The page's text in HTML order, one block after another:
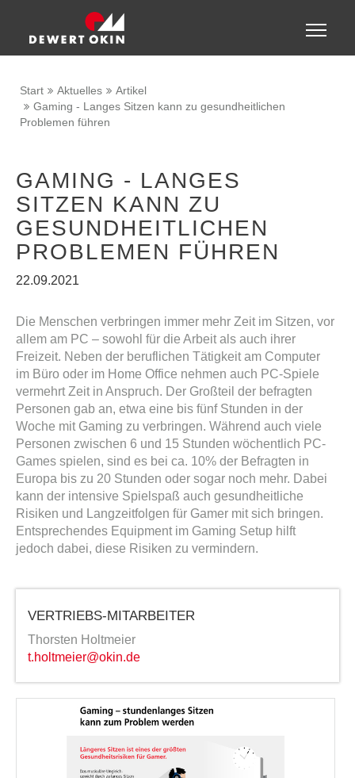
Toggle
Start Aktuelles
Artikel
Gaming - Langes Sitzen kann zu gesundheitlichen
Problemen führen
GAMING - LANGES
SITZEN KANN ZU
GESUNDHEITLICHEN
PROBLEMEN FÜHREN
22.09.2021
Die Menschen verbringen immer mehr Zeit im Sitzen, vor
allem am PC – sowohl für die Arbeit als auch ihrer
Freizeit. Neben der beruflichen Tätigkeit am Computer
im Büro oder im Home Office nehmen auch PC-Spiele
vermehrt Zeit in Anspruch. Der Großteil der befragten
Personen gab an, etwa eine bis fünf Stunden in der
Woche mit Gaming zu verbringen. Während auch viele
Personen zwischen 6 und 15 Stunden wöchentlich PC-
Games spielen, sind es bei ca. 10% der Befragten in
Europa bis zu 20 Stunden oder sogar noch mehr. Dabei
kann der intensive Spielspaß auch gesundheitliche
Risiken und Langzeitfolgen für Gamer mit sich bringen.
Entsprechendes Equipment im Gaming Setup hilft
jedoch dabei, diese Risiken zu vermindern.
VERTRIEBS-MITARBEITER
Thorsten Holtmeier
t.holtmeier@okin.de